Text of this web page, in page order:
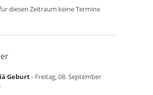
diesen Zeitraum keine Termine
Geburt- Freitag, 08. September